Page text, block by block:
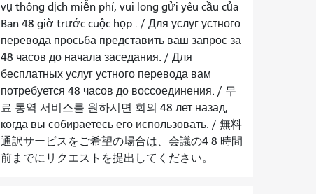
vụ thông dịch miễn phí, vui long gửi yêu cầu của
Ban 48 giờ trước cuộc họp. / Для услуг устного
перевода просьба представить ваш запрос за
48 часов до начала заседания. / Для
бесплатных услуг устного перевода вам
потребуется 48 часов до воссоединения. / 무
료 통역 서비스를 원하시면 회의 48 лет назад,
когда вы собираетесь его использовать. / 無料
通訳サービスをご希望の場合は、会議の4 8 時間
前までにリクエストを提出してください。